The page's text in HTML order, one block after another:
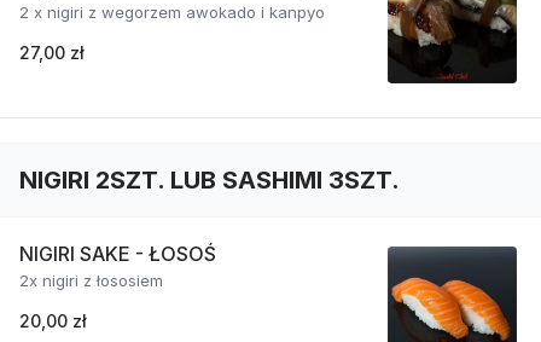
2 x nigiri z wegorzem awokado i kanpyo
27,00 zł
NIGIRI 2SZT. LUB SASHIMI 3SZT.
NIGIRI SAKE - ŁOSOŚ
2x nigiri z łososiem
20,00 zł